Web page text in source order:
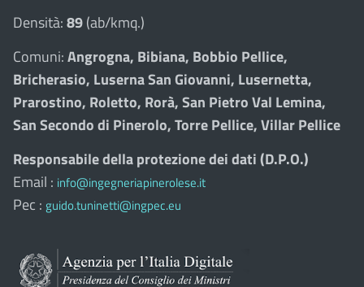
Densità:89(ab/kmq.)
Comuni:Angrogna, Bibiana, Bobbio Pellice,
Bricherasio, Luserna San Giovanni, Lusernetta,
Prarostino, Roletto, Rorà, San Pietro Val Lemina,
San Secondo di Pinerolo, Torre Pellice, Villar Pellice
Responsabile della protezione dei dati (D.P.O.)
Email : info@ingegneriapinerolese.it
Pec : guido.tuninetti@ingpec.eu